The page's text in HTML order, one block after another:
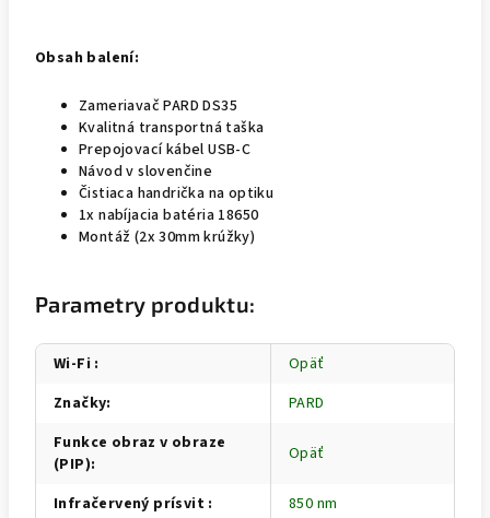
Obsah balení:
Zameriavač PARD DS35
Kvalitná transportná taška
Prepojovací kábel USB-C
Návod v slovenčine
Čistiaca handrička na optiku
1x nabíjacia batéria 18650
Montáž (2x 30mm krúžky)
Parametry produktu:
Wi-Fi :
Opäť
Značky:
PARD
Funkce obraz v obraze
(PIP): Opäť
Infračervený prísvit : 850 nm